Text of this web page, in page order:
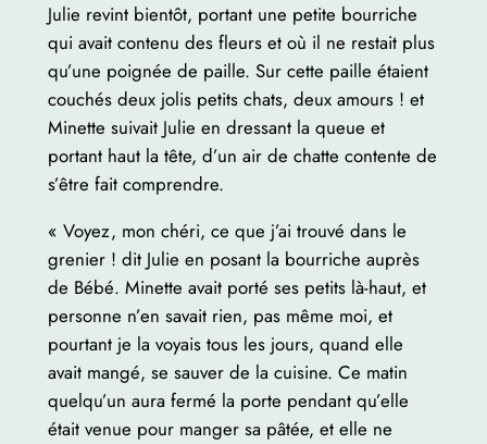
Julie revint bientôt, portant une petite bourriche
qui avait contenu des fleurs et où il ne restait plus
qu’une poignée de paille. Sur cette paille étaient
couchés deux jolis petits chats, deux amours ! et
Minette suivait Julie en dressant la queue et
portant haut la tête, d’un air de chatte contente de
s’être fait comprendre.
« Voyez, mon chéri, ce que j’ai trouvé dans le
grenier ! dit Julie en posant la bourriche auprès
de Bébé. Minette avait porté ses petits là-haut, et
personne n’en savait rien, pas même moi, et
pourtant je la voyais tous les jours, quand elle
avait mangé, se sauver de la cuisine. Ce matin
quelqu’un aura fermé la porte pendant qu’elle
était venue pour manger sa pâtée, et elle ne